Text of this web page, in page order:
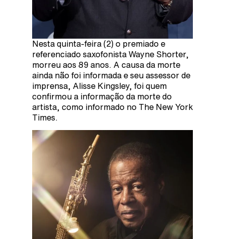
Nesta quinta-feira (2) o premiado e
referenciado saxofonista Wayne Shorter,
morreu aos 89 anos. A causa da morte
ainda não foi informada e seu assessor de
imprensa, Alisse Kingsley, foi quem
confirmou a informação da morte do
artista, como informado no The New York
Times.